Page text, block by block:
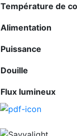
Température de
Alimentation
Puissance
Douille
Flux lumineux